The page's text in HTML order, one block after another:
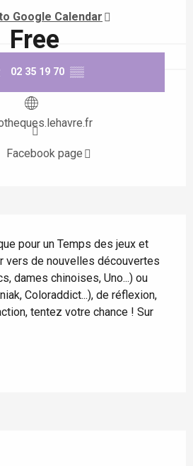
Google Calendar
Free
02 35 19 70 ▒▒
Facebook page
pour un Temps des jeux et
vers de nouvelles découvertes
dames chinoises, Uno...) ou
Coloraddict...), de réflexion,
tentez votre chance ! Sur